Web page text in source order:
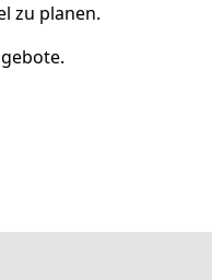
zu planen.